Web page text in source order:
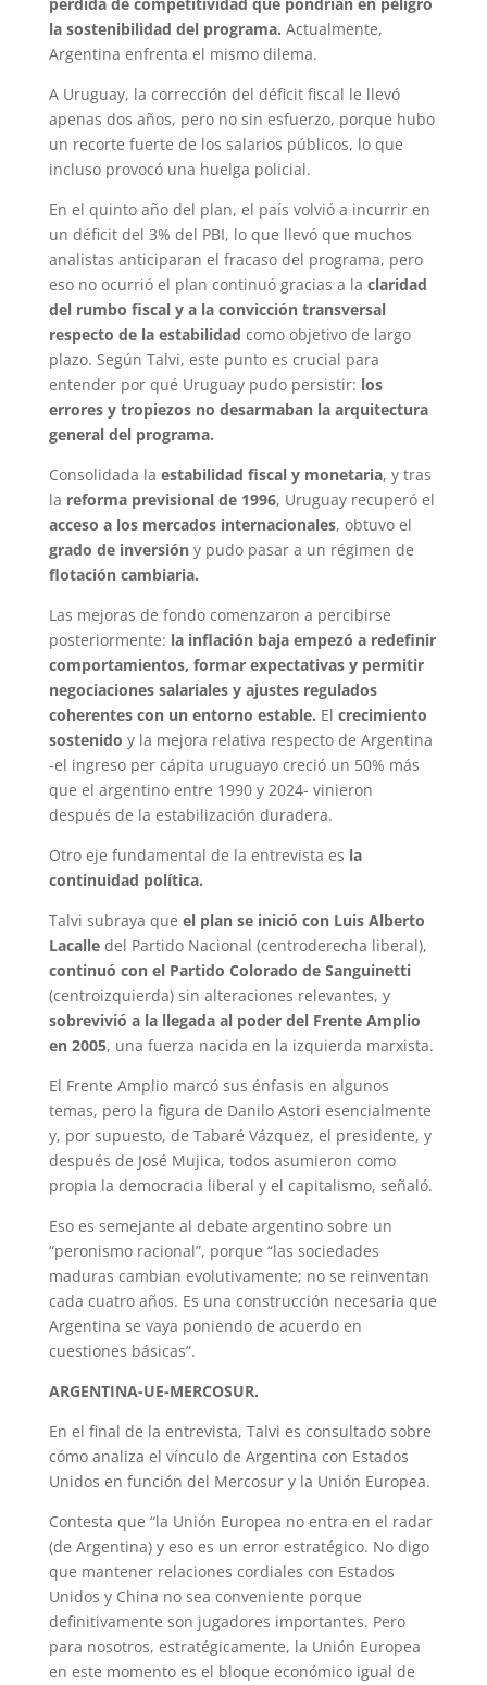
pérdida de competitividad que pondrían en peligro
la sostenibilidad del programa. Actualmente,
Argentina enfrenta el mismo dilema.
A Uruguay, la corrección del déficit fiscal le llevó
apenas dos años, pero no sin esfuerzo, porque hubo
un recorte fuerte de los salarios públicos, lo que
incluso provocó una huelga policial.
En el quinto año del plan, el país volvió a incurrir en
un déficit del 3% del PBI, lo que llevó que muchos
analistas anticiparan el fracaso del programa, pero
eso no ocurrió el plan continuó gracias a la claridad
del rumbo fiscal y a la convicción transversal
respecto de la estabilidad como objetivo de largo
plazo. Según Talvi, este punto es crucial para
entender por qué Uruguay pudo persistir: los
errores y tropiezos no desarmaban la arquitectura
general del programa.
Consolidada la estabilidad fiscal y monetaria, y tras
la reforma previsional de 1996, Uruguay recuperó el
acceso a los mercados internacionales, obtuvo el
grado de inversióny pudo pasar a un régimen de
flotación cambiaria.
Las mejoras de fondo comenzaron a percibirse
posteriormente: la inflación baja empezó a redefinir
comportamientos, formar expectativas y permitir
negociaciones salariales y ajustes regulados
coherentes con un entorno estable. El crecimiento
sostenido y la mejora relativa respecto de Argentina
-el ingreso per cápita uruguayo creció un 50% más
que el argentino entre 1990 y 2024- vinieron
después de la estabilización duradera.
Otro eje fundamental de la entrevista es la
continuidad política.
Talvi subraya que el plan se inició con Luis Alberto
Lacalle del Partido Nacional (centroderecha liberal),
continuó con el Partido Colorado de Sanguinetti
(centroizquierda) sin alteraciones relevantes, y
sobrevivió a la llegada al poder del Frente Amplio
en 2005, una fuerza nacida en la izquierda marxista.
El Frente Amplio marcó sus énfasis en algunos
temas, pero la figura de Danilo Astori esencialmente
y, por supuesto, de Tabaré Vázquez, el presidente, y
después de José Mujica, todos asumieron como
propia la democracia liberal y el capitalismo, señaló.
Eso es semejante al debate argentino sobre un
“peronismo racional”, porque “las sociedades
maduras cambian evolutivamente; no se reinventan
cada cuatro años. Es una construcción necesaria que
Argentina se vaya poniendo de acuerdo en
cuestiones básicas”.
ARGENTINA-UE-MERCOSUR.
En el final de la entrevista, Talvi es consultado sobre
cómo analiza el vínculo de Argentina con Estados
Unidos en función del Mercosur y la Unión Europea.
Contesta que “la Unión Europea no entra en el radar
(de Argentina) y eso es un error estratégico. No digo
que mantener relaciones cordiales con Estados
Unidos y China no sea conveniente porque
definitivamente son jugadores importantes. Pero
para nosotros, estratégicamente, la Unión Europea
en este momento es el bloque económico igual de